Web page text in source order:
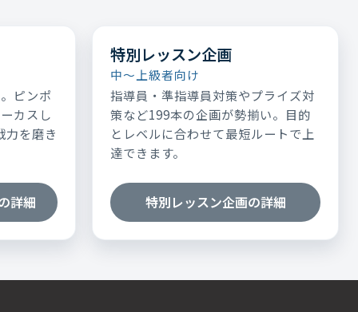
ピンポ
カスし
力を磨き
詳細
特別レッスン企画
中～上級者向け
指導員・準指導員対策やプライズ対
策など199本の企画が勢揃い。目的
とレベルに合わせて最短ルートで上
達できます。
特別レッスン企画の詳細